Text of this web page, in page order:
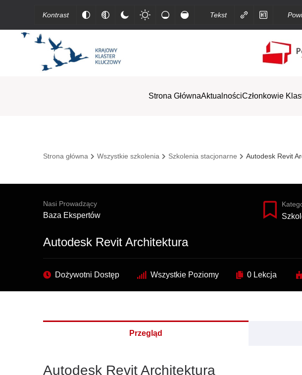
Kontrast Tekst
Strona GłównaAktualnościCzłonkowie
Strona główna Wszystkie szkolenia Szkolenia stacjonarne Autodesk Revit
Nasi Prowadzący
Baza Ekspertów
Autodesk Revit Architektura
Dożywotni Dostęp Wszystkie Poziomy 0 Lekcja
Przegląd
Autodesk Revit Architektura